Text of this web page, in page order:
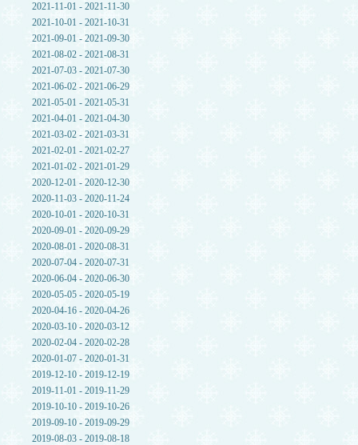
2021-11-01 - 2021-11-30
2021-10-01 - 2021-10-31
2021-09-01 - 2021-09-30
2021-08-02 - 2021-08-31
2021-07-03 - 2021-07-30
2021-06-02 - 2021-06-29
2021-05-01 - 2021-05-31
2021-04-01 - 2021-04-30
2021-03-02 - 2021-03-31
2021-02-01 - 2021-02-27
2021-01-02 - 2021-01-29
2020-12-01 - 2020-12-30
2020-11-03 - 2020-11-24
2020-10-01 - 2020-10-31
2020-09-01 - 2020-09-29
2020-08-01 - 2020-08-31
2020-07-04 - 2020-07-31
2020-06-04 - 2020-06-30
2020-05-05 - 2020-05-19
2020-04-16 - 2020-04-26
2020-03-10 - 2020-03-12
2020-02-04 - 2020-02-28
2020-01-07 - 2020-01-31
2019-12-10 - 2019-12-19
2019-11-01 - 2019-11-29
2019-10-10 - 2019-10-26
2019-09-10 - 2019-09-29
2019-08-03 - 2019-08-18